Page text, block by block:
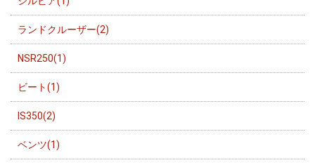
ランドクルーザー(2)
NSR250(1)
ビート(1)
IS350(2)
ベンツ(1)